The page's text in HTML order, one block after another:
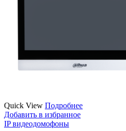
Quick View Подробнее
Добавить в избранное
IP видеодомофоны